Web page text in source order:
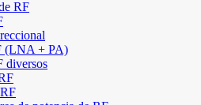
RF
(LNA + PA)
diversos